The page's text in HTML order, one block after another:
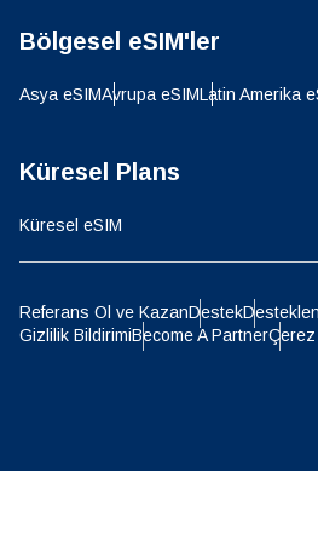
Bölgesel eSIM'ler
Asya eSIMAvrupa eSIMLatin Amerika
Küresel Plans
Küresel eSIM
Referans Ol ve KazanDestek
Gizlilik BildirimiBecome A PartnerÇerez